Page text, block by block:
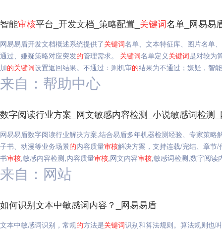
智能审核平台_开发文档_策略配置_ 关键词名单_网易易
网易易盾开发文档概述系统提供了关键词名单、文本特征库、图片名单
通过、嫌疑策略对应突发的管理需求。 关键词名单定义关键词是对较为
加的关键词设置返回结果。不通过：则机审的结果为不通过；嫌疑，智能
来自：帮助中心
数字阅读行业方案_网文敏感内容检测_小说敏感词检测
网易易盾数字阅读行业解决方案,结合易盾多年机器检测经验、专家策略
子书、动漫等业务场景的内容质量审核解决方案，支持连载/完结、章节/
书审核,敏感内容检测,内容质量审核,网文内容审核,敏感词检测,数字阅读
来自：网站
如何识别文本中敏感词内容？_网易易盾
文本中敏感词识别，常规的方法是关键词识别和算法规则。算法规则也